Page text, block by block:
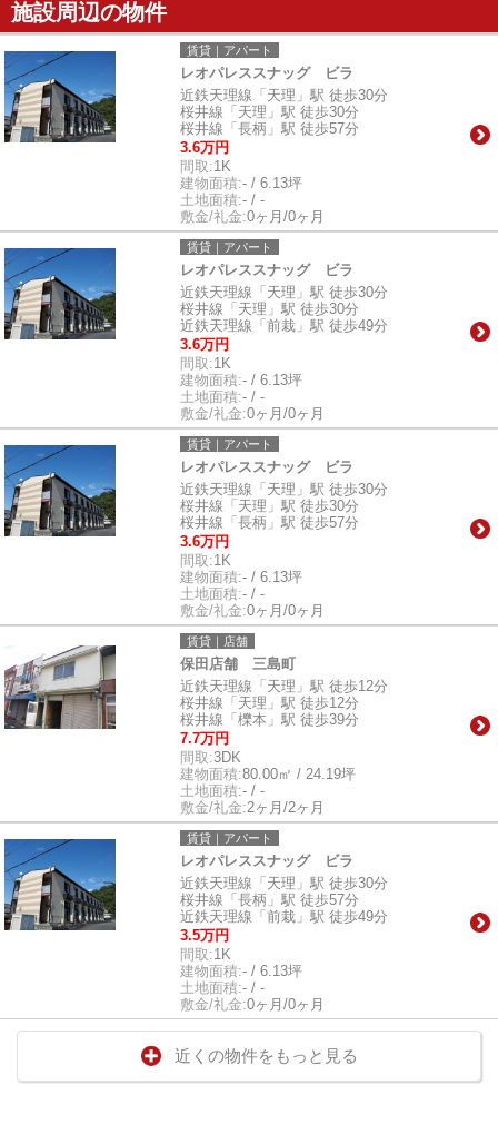
施設周辺の物件
賃貸｜アパート
レオパレススナッグ ビラ
近鉄天理線「天理」駅 徒歩30分
桜井線「天理」駅 徒歩30分
桜井線「長柄」駅 徒歩57分
3.6万円
間取:1K
建物面積:- / 6.13坪
土地面積:- / -
敷金/礼金:0ヶ月/0ヶ月
賃貸｜アパート
レオパレススナッグ ビラ
近鉄天理線「天理」駅 徒歩30分
桜井線「天理」駅 徒歩30分
近鉄天理線「前栽」駅 徒歩49分
3.6万円
間取:1K
建物面積:- / 6.13坪
土地面積:- / -
敷金/礼金:0ヶ月/0ヶ月
賃貸｜アパート
レオパレススナッグ ビラ
近鉄天理線「天理」駅 徒歩30分
桜井線「天理」駅 徒歩30分
桜井線「長柄」駅 徒歩57分
3.6万円
間取:1K
建物面積:- / 6.13坪
土地面積:- / -
敷金/礼金:0ヶ月/0ヶ月
賃貸｜店舗
保田店舗 三島町
近鉄天理線「天理」駅 徒歩12分
桜井線「天理」駅 徒歩12分
桜井線「櫟本」駅 徒歩39分
7.7万円
間取:3DK
建物面積:80.00㎡ / 24.19坪
土地面積:- / -
敷金/礼金:2ヶ月/2ヶ月
賃貸｜アパート
レオパレススナッグ ビラ
近鉄天理線「天理」駅 徒歩30分
桜井線「長柄」駅 徒歩57分
近鉄天理線「前栽」駅 徒歩49分
3.5万円
間取:1K
建物面積:- / 6.13坪
土地面積:- / -
敷金/礼金:0ヶ月/0ヶ月
近くの物件をもっと見る